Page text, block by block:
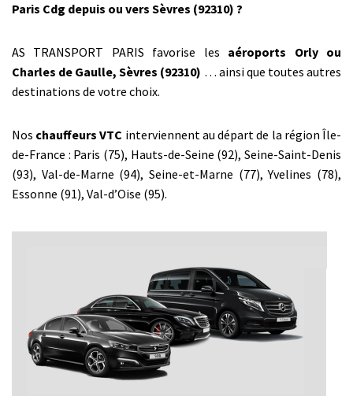
Paris Cdg depuis ou vers Sèvres (92310) ?
AS TRANSPORT PARIS favorise les aéroports Orly ou
Charles de Gaulle, Sèvres (92310) … ainsi que toutes autres
destinations de votre choix.
Nos chauffeurs VTC interviennent au départ de la région Île-
de-France : Paris (75), Hauts-de-Seine (92), Seine-Saint-Denis
(93), Val-de-Marne (94), Seine-et-Marne (77), Yvelines (78),
Essonne (91), Val-d’Oise (95).